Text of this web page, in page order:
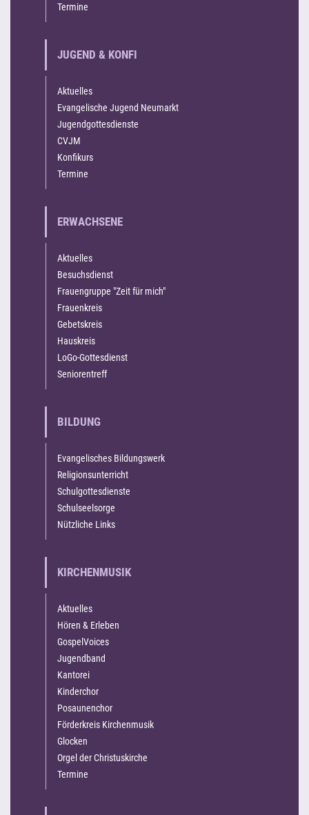
Termine
JUGEND & KONFI
Aktuelles
Evangelische Jugend Neumarkt
Jugendgottesdienste
CVJM
Konfikurs
Termine
ERWACHSENE
Aktuelles
Besuchsdienst
Frauengruppe "Zeit für mich"
Frauenkreis
Gebetskreis
Hauskreis
LoGo-Gottesdienst
Seniorentreff
BILDUNG
Evangelisches Bildungswerk
Religionsunterricht
Schulgottesdienste
Schulseelsorge
Nützliche Links
KIRCHENMUSIK
Aktuelles
Hören & Erleben
GospelVoices
Jugendband
Kantorei
Kinderchor
Posaunenchor
Förderkreis Kirchenmusik
Glocken
Orgel der Christuskirche
Termine